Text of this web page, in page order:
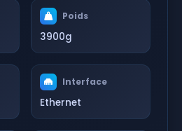
Poids
3900g
Interface
Ethernet